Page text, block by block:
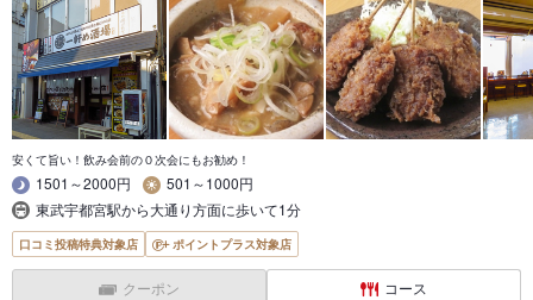
安くて旨い！飲み会前の０次会にもお勧め！
1501～2000円
501～1000円
東武宇都宮駅から大通り方面に歩いて1分
口コミ投稿特典対象店 ポイントプラス対象店
クーポン コース